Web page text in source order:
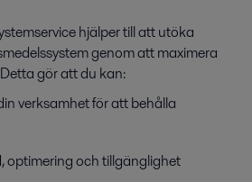
hjälper till att utöka
genom att maximera
gör att du kan:
verksamhet för att behålla
optimering och tillgänglighet